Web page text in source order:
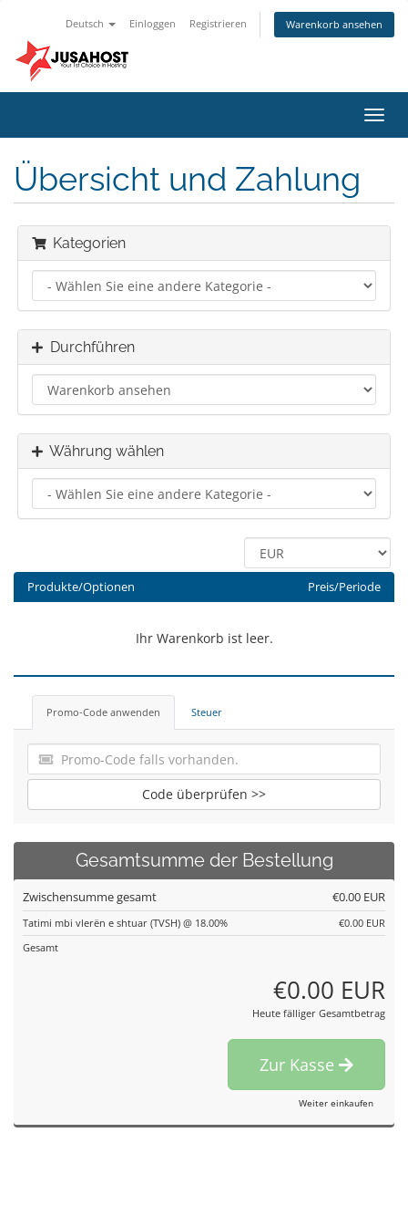
Deutsch Einloggen Registrieren Warenkorb ansehen
ein-/
Übersicht und Zahlung
Kategorien
Durchführen
Währung wählen
Produkte/Optionen Preis/Periode
Ihr Warenkorb ist leer.
Promo-Code anwenden Steuer
Code überprüfen >>
Gesamtsumme der Bestellung
Zwischensumme gesamt €0.00 EUR
Tatimi mbi vlerën e shtuar (TVSH) @ 18.00%
€0.00 EUR
Gesamt
€0.00 EUR
Heute fälliger Gesamtbetrag
Zur Kasse
Weiter einkaufen